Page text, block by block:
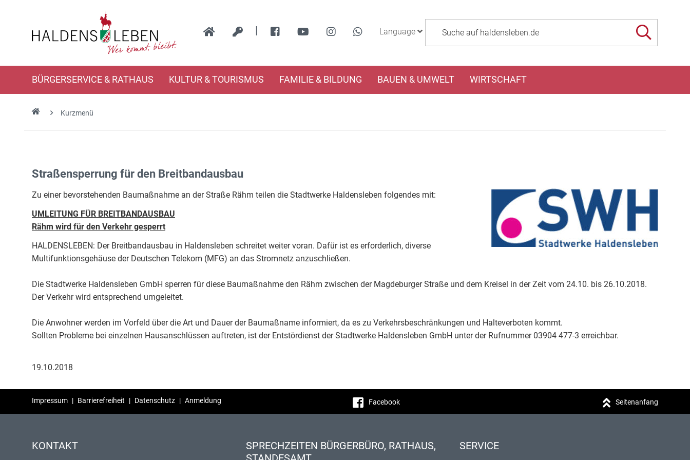
| Language
BÜRGERSERVICE & RATHAUS KULTUR & TOURISMUS FAMILIE & BILDUNG BAUEN & UMWELT WIRTSCHAFT
Kurzmenü
Straßensperrung für den Breitbandausbau
Zu einer bevorstehenden Baumaßnahme an der Straße Rähm teilen die Stadtwerke Haldensleben folgendes mit:
UMLEITUNG FÜR BREITBANDAUSBAU
Rähm wird für den Verkehr gesperrt
HALDENSLEBEN: Der Breitbandausbau in Haldensleben schreitet weiter voran. Dafür ist es erforderlich, diverse
Multifunktionsgehäuse der Deutschen Telekom (MFG) an das Stromnetz anzuschließen.
Die Stadtwerke Haldensleben GmbH sperren für diese Baumaßnahme den Rähm zwischen der Magdeburger Straße und dem Kreisel in der Zeit vom 24.10. bis 26.10.2018.
Der Verkehr wird entsprechend umgeleitet.
Die Anwohner werden im Vorfeld über die Art und Dauer der Baumaßname informiert, da es zu Verkehrsbeschränkungen und Halteverboten kommt.
Sollten Probleme bei einzelnen Hausanschlüssen auftreten, ist der Entstördienst der Stadtwerke Haldensleben GmbH unter der Rufnummer 03904 477-3 erreichbar.
19.10.2018
Impressum | Barrierefreiheit | Datenschutz | Anmeldung Facebook Seitenanfang
KONTAKT
SPRECHZEITEN BÜRGERBÜRO, RATHAUS,
SERVICE